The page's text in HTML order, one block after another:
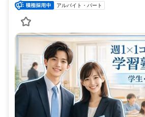
アルバイト・パート